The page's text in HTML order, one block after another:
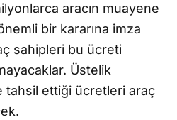
aracın muayene
bir kararına imza
sahipleri bu ücreti
Üstelik
tahsil ettiği ücretleri araç